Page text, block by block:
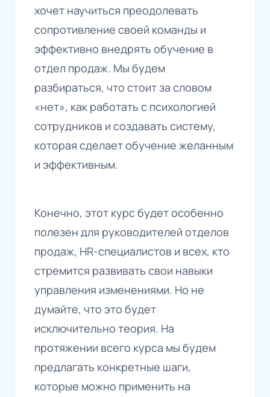
хочет научиться преодолевать
сопротивление своей команды и
эффективно внедрять обучение в
отдел продаж. Мы будем
разбираться, что стоит за словом
«нет», как работать с психологией
сотрудников и создавать систему,
которая сделает обучение желанным
и эффективным.
Конечно, этот курс будет особенно
полезен для руководителей отделов
продаж, HR-специалистов и всех, кто
стремится развивать свои навыки
управления изменениями. Но не
думайте, что это будет
исключительно теория. На
протяжении всего курса мы будем
предлагать конкретные шаги,
которые можно применить на